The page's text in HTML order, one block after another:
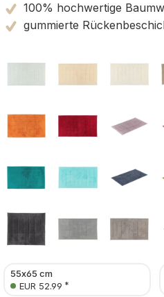
100% hochwertige
gummierte
55x65 cm
EUR 52.99 *